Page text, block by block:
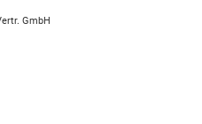
GmbH